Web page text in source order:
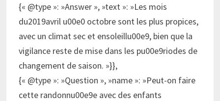
{« @type »: »Answer », »text »: »Les mois
du2019avril u00e0 octobre sont les plus propices,
avec un climat sec et ensoleillu00e9, bien que la
vigilance reste de mise dans les pu00e9riodes de
changement de saison. »}},
{« @type »: »Question », »name »: »Peut-on faire
cette randonnu00e9e avec des enfants